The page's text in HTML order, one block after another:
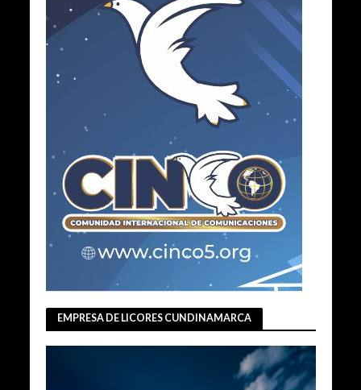
EMPRESA DE LICORES CUNDINAMARCA